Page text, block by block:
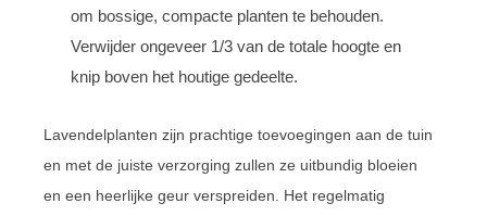
om bossige, compacte planten te behouden.
Verwijder ongeveer 1/3 van de totale hoogte en
knip boven het houtige gedeelte.
Lavendelplanten zijn prachtige toevoegingen aan de tuin
en met de juiste verzorging zullen ze uitbundig bloeien
en een heerlijke geur verspreiden. Het regelmatig